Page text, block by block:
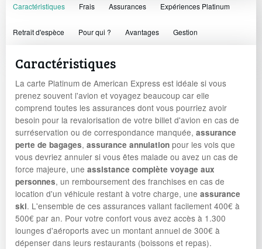
Caractéristiques Frais Assurances Expériences Platinum
Retrait d'espèce Pour qui ? Avantages Gestion
Caractéristiques
La carte Platinum de American Express est idéale si vous
prenez souvent l'avion et voyagez beaucoup car elle
comprend toutes les assurances dont vous pourriez avoir
besoin pour la revalorisation de votre billet d'avion en cas de
surréservation ou de correspondance manquée, assurance
perte de bagages, assurance annulation pour les vols que
vous devriez annuler si vous êtes malade ou avez un cas de
force majeure, une assistance complète voyage aux
personnes, un remboursement des franchises en cas de
location d'un véhicule restant à votre charge, une assurance
ski. L'ensemble de ces assurances vallant facilement 400€ à
500€ par an. Pour votre confort vous avez accès à 1.300
lounges d'aéroports avec un montant annuel de 300€ à
dépenser dans leurs restaurants (boissons et repas).